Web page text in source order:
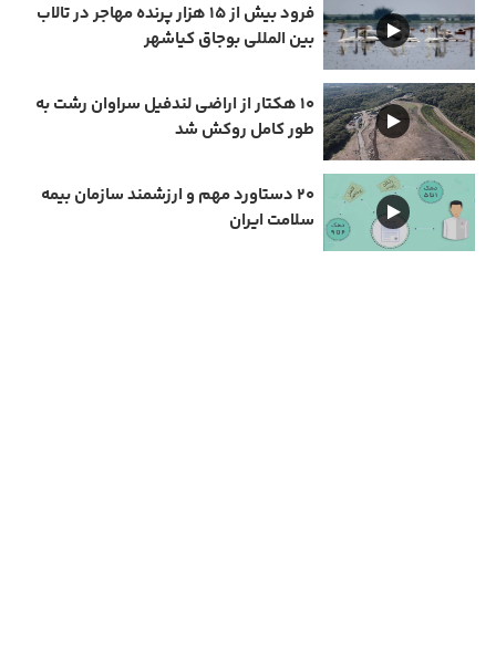
فرود بیش از ۱۵ هزار پرنده مهاجر در تالاب
بین المللی بوجاق کیاشهر
۱۰ هکتار از اراضی لندفیل سراوان رشت به
طور کامل روکش شد
۲۰ دستاورد مهم و ارزشمند سازمان بیمه
سلامت ایران